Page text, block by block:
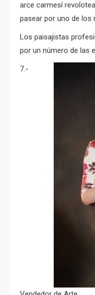
arce carmesí
pasear por uno de los
Los paisajistas
por un número de las
7.-